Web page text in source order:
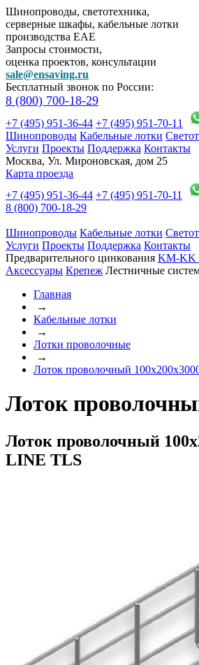
Шинопроводы, светотехника,
серверные шкафы, кабельные лотки
производства EAE
Запросы стоимости,
оценка проектов, консультации
sale@ensaving.ru
Бесплатный звонок по России:
8 (800) 700-18-29
+7 (495) 951-36-44 +7 (495) 951-70-11
Шинопроводы Кабельные лотки
Услуги Проекты Поддержка Контакты
Москва, Ул. Мироновская, дом 25
Карта проезда
+7 (495) 951-36-44 +7 (495) 951-70-11
8 (800) 700-18-29
Шинопроводы Кабельные лотки
Услуги Проекты Поддержка Контакты
Предварительного цинкования KM-KK
Аксессуары Крепеж Лестничные
Главная
→
Кабельные лотки
→
Лотки проволочные
→
Лоток проволочный
Лоток
Лоток проволочный
LINE TLS